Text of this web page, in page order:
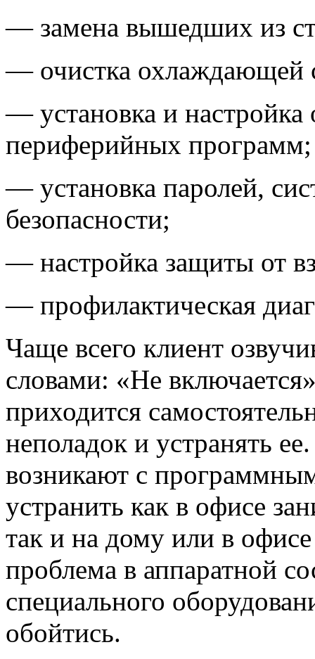
— замена вышедших из
— очистка охлаждающей
— установка и
периферийных программ;
— установка паролей,
безопасности;
— настройка защиты от
— профилактическая
Чаще всего клиент
словами: «Не
приходится
неполадок и устранять
возникают с
устранить как в офисе
так и на дому или в
проблема в аппаратной
специального
обойтись.